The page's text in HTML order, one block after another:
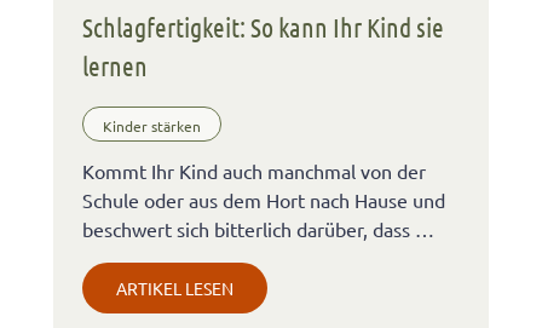
Schlagfertigkeit: So kann Ihr Kind sie
lernen
Kinder stärken
Kommt Ihr Kind auch manchmal von der
Schule oder aus dem Hort nach Hause und
beschwert sich bitterlich darüber, dass …
ARTIKEL LESEN